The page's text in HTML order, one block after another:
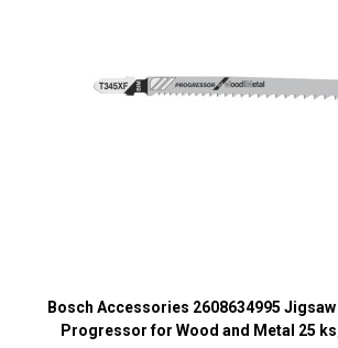
Bosch Accessories 2608634995 Jigsaw
Progressor for Wood and Metal 25